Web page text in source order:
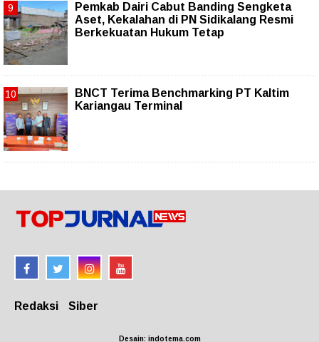
Pemkab Dairi Cabut Banding Sengketa
Aset, Kekalahan di PN Sidikalang Resmi
Berkekuatan Hukum Tetap
BNCT Terima Benchmarking PT Kaltim
Kariangau Terminal
Redaksi Siber
Desain: indotema.com